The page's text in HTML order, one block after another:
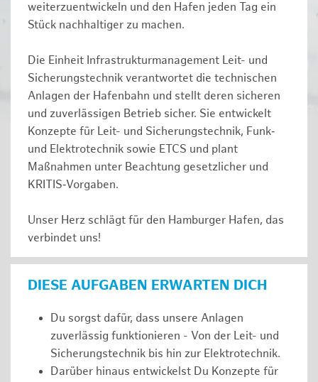
weiterzuentwickeln und den Hafen jeden Tag ein
Stück nachhaltiger zu machen.
Die Einheit Infrastrukturmanagement Leit- und
Sicherungstechnik verantwortet die technischen
Anlagen der Hafenbahn und stellt deren sicheren
und zuverlässigen Betrieb sicher. Sie entwickelt
Konzepte für Leit- und Sicherungstechnik, Funk‑
und Elektrotechnik sowie ETCS und plant
Maßnahmen unter Beachtung gesetzlicher und
KRITIS‑Vorgaben.
Unser Herz schlägt für den Hamburger Hafen, das
verbindet uns!
DIESE AUFGABEN ERWARTEN DICH
Du sorgst dafür, dass unsere Anlagen
zuverlässig funktionieren - Von der Leit- und
Sicherungstechnik bis hin zur Elektrotechnik.
Darüber hinaus entwickelst Du Konzepte für